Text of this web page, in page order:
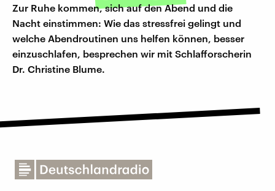
Zur Ruhe kommen, sich auf den Abend und die
Nacht einstimmen: Wie das stressfrei gelingt und
welche Abendroutinen uns helfen können, besser
einzuschlafen, besprechen wir mit Schlafforscherin
Dr. Christine Blume.